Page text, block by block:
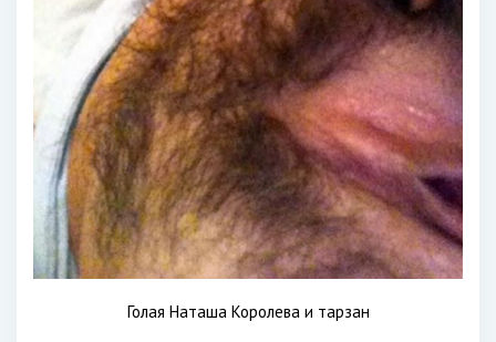
Голая Наташа Королева и тарзан